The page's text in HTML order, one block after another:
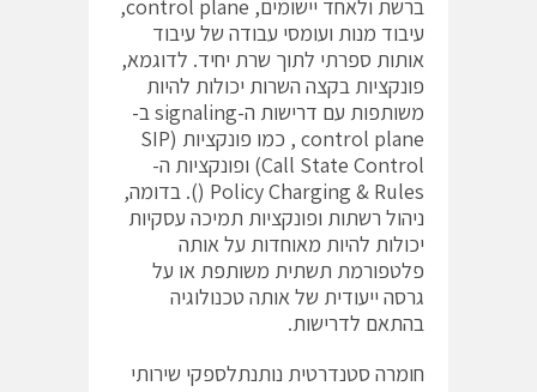
ברשת ולאחד יישומים, control plane,
עיבוד מנות ועומסי עבודה של עיבוד
אותות ספרתי לתוך שרת יחיד. לדוגמא,
פונקציות בקצה השרות יכולות להיות
משותפות עם דרישות ה-signaling ב-
control plane , כמו פונקציות SIP)
Call State Control) ופונקציות ה-
Policy Charging & Rules (). בדומה,
ניהול רשתות ופונקציות תמיכה עסקיות
יכולות להיות מאוחדות על אותה
פלטפורמת תשתית משותפת או על
גרסה ייעודית של אותה טכנולוגיה
בהתאם לדרישות.
חומרה סטנדרטית נותנתלספקי שירותי